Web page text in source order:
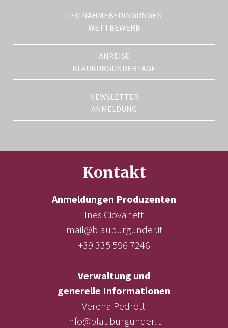
TEILNAHMEBEDINGUNGEN
WETTBEWERB
ANREISE
BLAUBURGUNDERTAGE
NEWSLETTER
ANMELDUNG
Kontakt
Anmeldungen Produzenten
Ines Giovanett
mail@blauburgunder.it
+39 335 596 7246
Verwaltung und
generelle Informationen
Verena Pedrotti
info@blauburgunder.it